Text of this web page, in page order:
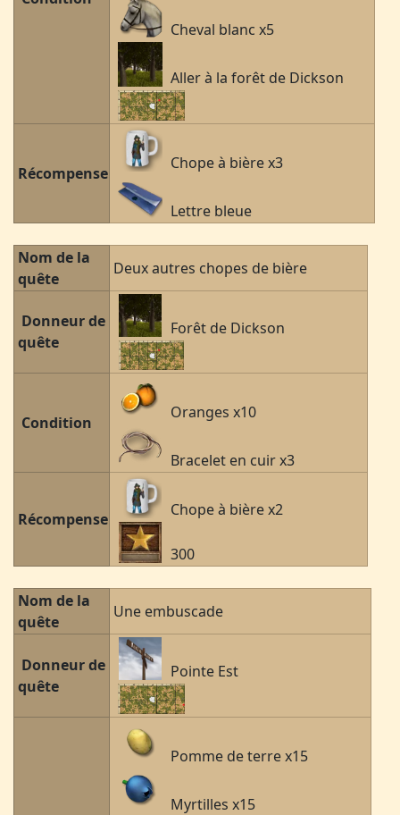
Cheval blanc x5
Aller à la forêt de Dickson
Récompense
Chope à bière x3
Lettre bleue
Nom de la
quête
Deux autres chopes de bière
Donneur de
quête
Forêt de Dickson
Condition
Oranges x10
Bracelet en cuir x3
Récompense Chope à bière x2
300
Nom de la
quête
Une embuscade
Donneur de
quête
Pointe Est
Pomme de terre x15
Myrtilles x15